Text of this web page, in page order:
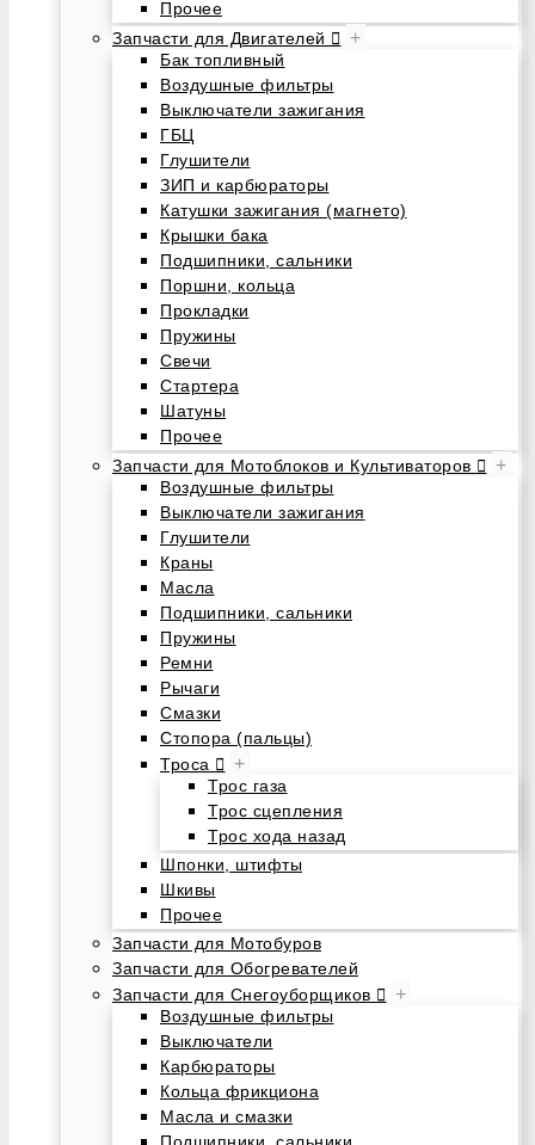
Прочее
Запчасти для Двигателей
+
Бак топливный
Воздушные фильтры
Выключатели зажигания
ГБЦ
Глушители
ЗИП и карбюраторы
Катушки зажигания (магнето)
Крышки бака
Подшипники, сальники
Поршни, кольца
Прокладки
Пружины
Свечи
Стартера
Шатуны
Прочее
Запчасти для Мотоблоков и Культиваторов
+
Воздушные фильтры
Выключатели зажигания
Глушители
Краны
Масла
Подшипники, сальники
Пружины
Ремни
Рычаги
Смазки
Стопора (пальцы)
Троса
+
Трос газа
Трос сцепления
Трос хода назад
Шпонки, штифты
Шкивы
Прочее
Запчасти для Мотобуров
Запчасти для Обогревателей
Запчасти для Снегоуборщиков
+
Воздушные фильтры
Выключатели
Карбюраторы
Кольца фрикциона
Масла и смазки